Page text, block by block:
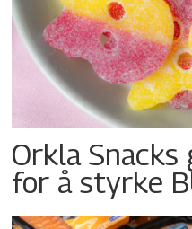
Orkla Snacks
for å styrke